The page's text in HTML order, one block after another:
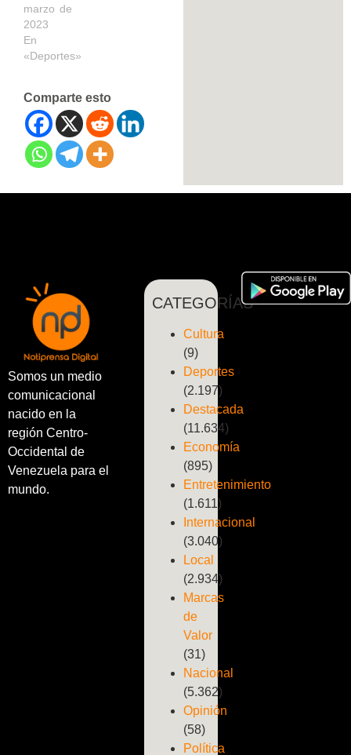
marzo de
2023
En
«Deportes»
Comparte esto
Somos un medio
comunicacional
nacido en la
región Centro-
Occidental de
Venezuela para el
mundo.
CATEGORÍAS
Cultura
(9)
Deportes
(2.197)
Destacada
(11.634)
Economía
(895)
Entretenimiento
(1.611)
Internacional
(3.040)
Local
(2.934)
Marcas
de
Valor
(31)
Nacional
(5.362)
Opinión
(58)
Política